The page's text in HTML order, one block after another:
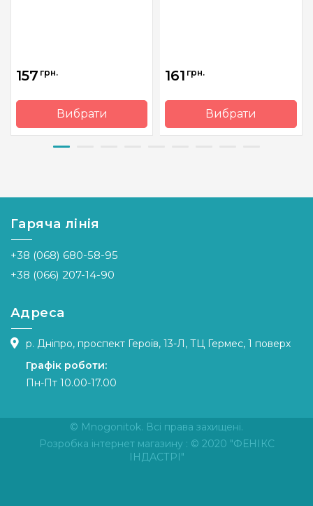
157 грн.
Вибрати
Бренд
Вага
65 гр.
Метраж
Склад
акрил,
161 грн.
Вибрати
Вага
25 гр.
Гаряча лінія
+38 (068) 680-58-95
+38 (066) 207-14-90
Адреса
р. Дніпро, проспект Героїв, 13-Л, ТЦ Гермес, 1 поверх
Графік роботи:
Пн-Пт 10.00-17.00
© Mnogonitok. Всі права захищені.
Розробка інтернет магазину : © 2020 "ФЕНІКС
ІНДАСТРІ"